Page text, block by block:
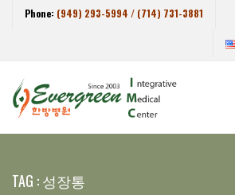
Phone: (949) 293-5994 / (714) 731-3881
TAG : 성장통